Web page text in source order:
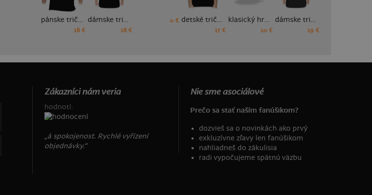
pánske tričko
18 €
dámske tričko
18 €
0 € detské tričko
17 €
klasický hrnček
10 €
dámske tričko prémium
19 €
Zákazníci nám veria
hodnotí:
„á spokojenost. Rychlé vyřízení
objednávky.“
Nie sme asociálové
Prečo sa stať naším fanúšikom?
dozvieš sa o novinkách ako prvý
exkluzívne zľavy len fanúšikom
nahliadneš do zákulisia
radi vypočujeme spätnú väzbu